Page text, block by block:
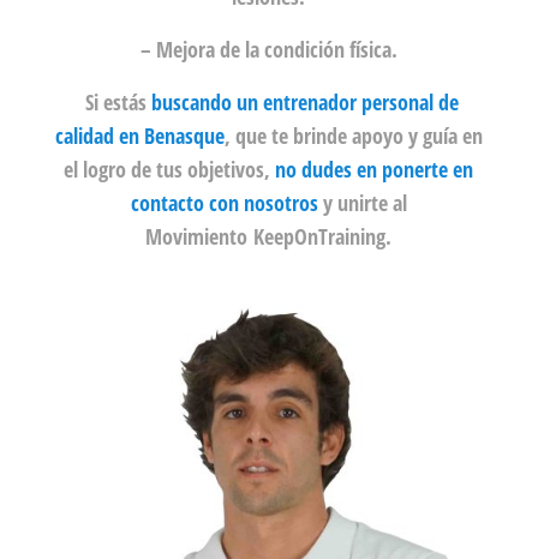
– Mejora de la condición física.
Si estás buscando un entrenador personal de
calidad en Benasque, que te brinde apoyo y guía en
el logro de tus objetivos, no dudes en ponerte en
contactocon nosotrosy unirte al
Movimiento KeepOnTraining.